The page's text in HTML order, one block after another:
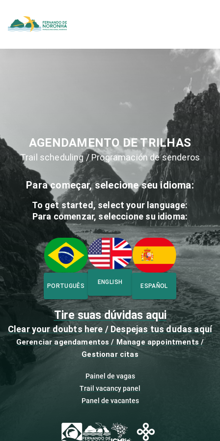
AGENDAMENTO DE TRILHAS
Trail scheduling / Programación de senderos
Para começar, selecione seu idioma:
To get started, select your language:
Para comenzar, seleccione su idioma:
PORTUGUÊS
ENGLISH
ESPAÑOL
Tire suas dúvidas aqui
Clear your doubts here / Despejas tus dudas aquí
Gerenciar agendamentos / Manage appointments /
Gestionar citas
Painel de vagas
Trail vacancy panel
Panel de vacantes